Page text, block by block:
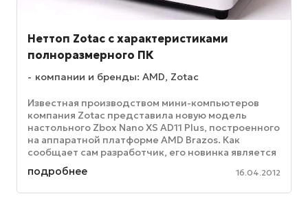
Неттоп Zotac с характеристиками
полноразмерного ПК
компании и бренды: AMD, Zotac
Известная производством мини-компьютеров
компания Zotac представила новую модель
настольного Zbox Nano XS AD11 Plus, построенного
на аппаратной платформе AMD Brazos. Как
сообщает сам разработчик, его новинка является
«самым маленьким на сегодняшний ...
подробнее 16.04.2012